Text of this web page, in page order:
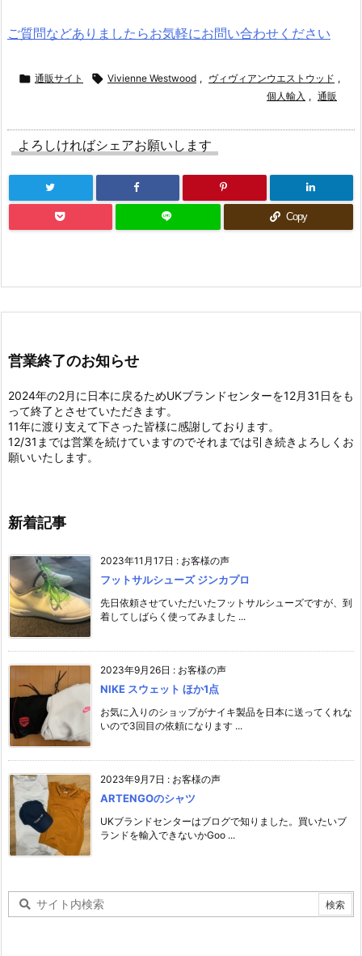
ご質問などありましたらお気軽にお問い合わせください
 通販サイト  Vivienne Westwood , ヴィヴィアンウエストウッド ,
個人輸入 , 通販
よろしければシェアお願いします
Copy
営業終了のお知らせ
2024年の2月に日本に戻るためUKブランドセンターを12月31日をも
って終了とさせていただきます。
11年に渡り支えて下さった皆様に感謝しております。
12/31までは営業を続けていますのでそれまでは引き続きよろしくお
願いいたします。
新着記事
2023年11月17日 : お客様の声
フットサルシューズ ジンカプロ
先日依頼させていただいたフットサルシューズですが、到
着してしばらく使ってみました ...
2023年9月26日 : お客様の声
NIKE スウェット ほか1点
お気に入りのショップがナイキ製品を日本に送ってくれな
いので3回目の依頼になります ...
2023年9月7日 : お客様の声
ARTENGOのシャツ
UKブランドセンターはブログで知りました。買いたいブ
ランドを輸入できないかGoo ...